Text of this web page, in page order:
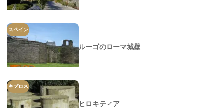
スペイン
ルーゴのローマ城壁
キプロス
ヒロキティア